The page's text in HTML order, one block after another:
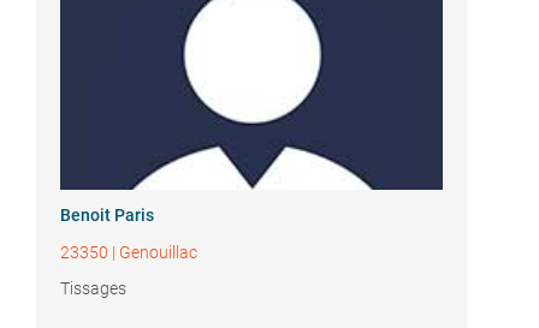
Benoit Paris
23350 | Genouillac
Tissages